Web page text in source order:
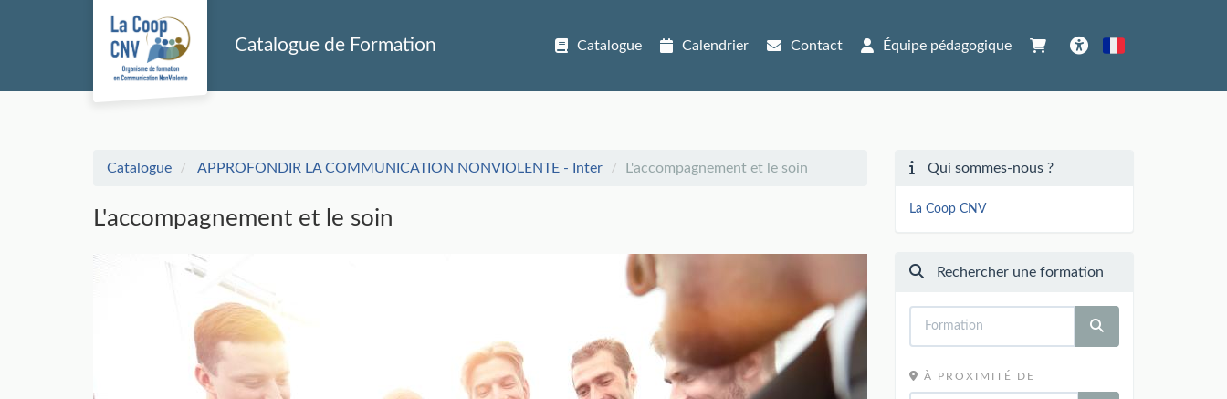
Aller au menu principal
Aller au contenu principal
Personnaliser l'interface
Catalogue de Formation Catalogue Calendrier Contact
Équipe pédagogique
Français
Catalogue APPROFONDIR LA COMMUNICATION NONVIOLENTE - Inter L'accompagnement et le soin
L'accompagnement et le soin
Qui sommes-nous ?
La Coop CNV
Rechercher une formation
À PROXIMITÉ DE